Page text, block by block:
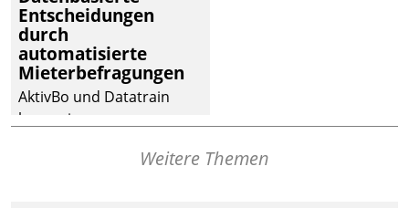
deutscher
Wohnungsunternehmen
– und beschleunigt damit
den Weg vom
Mieteranliegen zum
Dienstleisterauftrag.
Entscheidungen
durch
automatisierte
Mieterbefragungen
AktivBo und Datatrain
kooperieren –
profitieren: Die nahtloseWeitere Themen